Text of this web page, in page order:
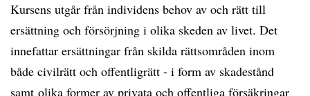
Kursens utgår från individens behov av och rätt till
ersättning och försörjning i olika skeden av livet. Det
innefattar ersättningar från skilda rättsområden inom
både civilrätt och offentligrätt - i form av skadestånd
samt olika former av privata och offentliga försäkringar